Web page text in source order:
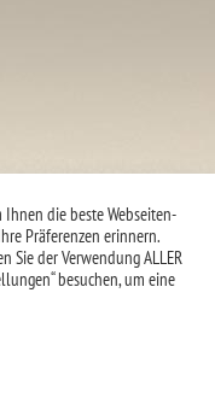
Ihnen die beste Webseiten-
Präferenzen erinnern.
Sie der Verwendung ALLER
besuchen, um eine